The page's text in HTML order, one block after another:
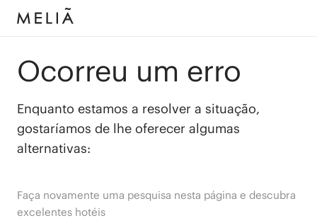
Ocorreu um erro
Enquanto estamos a resolver a situação,
gostaríamos de lhe oferecer algumas
alternativas:
Faça novamente uma pesquisa nesta página e descubra
excelentes hotéis